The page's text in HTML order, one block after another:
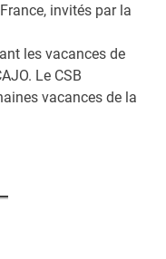
invités par la
les vacances de
Le CSB
vacances de la